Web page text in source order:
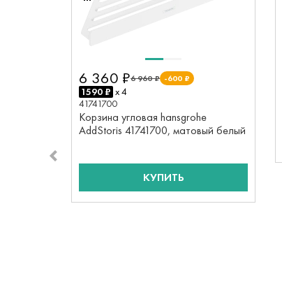
6 960 ₽ -600 ₽
6 360 ₽
1590 ₽ x 4
41741700
Корзина угловая hansgrohe
AddStoris 41741700, матовый белый
КУПИТЬ